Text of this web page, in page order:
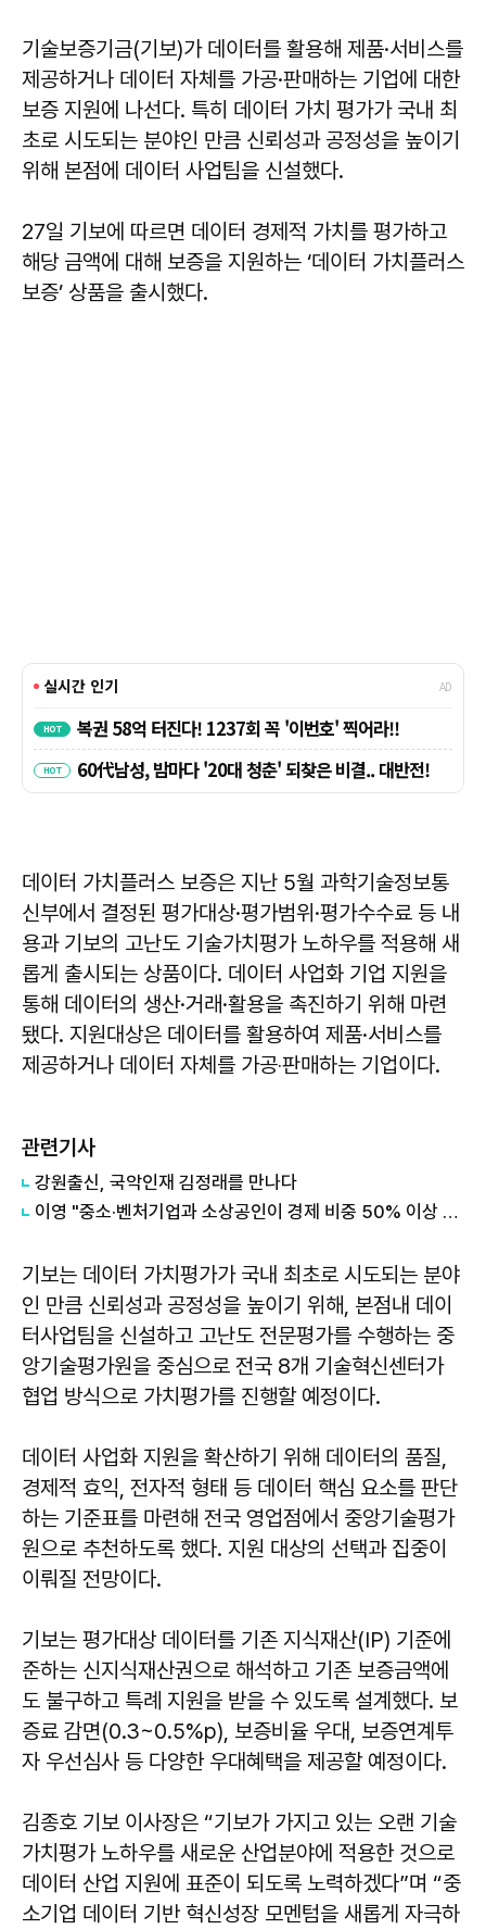
기술보증기금(기보)가 데이터를 활용해 제품·서비스를
제공하거나 데이터 자체를 가공·판매하는 기업에 대한
보증 지원에 나선다. 특히 데이터 가치 평가가 국내 최
초로 시도되는 분야인 만큼 신뢰성과 공정성을 높이기
위해 본점에 데이터 사업팀을 신설했다.
27일 기보에 따르면 데이터 경제적 가치를 평가하고
해당 금액에 대해 보증을 지원하는 ‘데이터 가치플러스
보증’ 상품을 출시했다.
데이터 가치플러스 보증은 지난 5월 과학기술정보통
신부에서 결정된 평가대상·평가범위·평가수수료 등 내
용과 기보의 고난도 기술가치평가 노하우를 적용해 새
롭게 출시되는 상품이다. 데이터 사업화 기업 지원을
통해 데이터의 생산·거래·활용을 촉진하기 위해 마련
됐다. 지원대상은 데이터를 활용하여 제품·서비스를
제공하거나 데이터 자체를 가공‧판매하는 기업이다.
관련기사
강원출신, 국악인재 김정래를 만나다
이영 "중소·벤처기업과 소상공인이 경제 비중 50% 이상 될 때까지 앞장"
기보는 데이터 가치평가가 국내 최초로 시도되는 분야
인 만큼 신뢰성과 공정성을 높이기 위해, 본점내 데이
터사업팀을 신설하고 고난도 전문평가를 수행하는 중
앙기술평가원을 중심으로 전국 8개 기술혁신센터가
협업 방식으로 가치평가를 진행할 예정이다.
데이터 사업화 지원을 확산하기 위해 데이터의 품질,
경제적 효익, 전자적 형태 등 데이터 핵심 요소를 판단
하는 기준표를 마련해 전국 영업점에서 중앙기술평가
원으로 추천하도록 했다. 지원 대상의 선택과 집중이
이뤄질 전망이다.
기보는 평가대상 데이터를 기존 지식재산(IP) 기준에
준하는 신지식재산권으로 해석하고 기존 보증금액에
도 불구하고 특례 지원을 받을 수 있도록 설계했다. 보
증료 감면(0.3~0.5%p), 보증비율 우대, 보증연계투
자 우선심사 등 다양한 우대혜택을 제공할 예정이다.
김종호 기보 이사장은 “기보가 가지고 있는 오랜 기술
가치평가 노하우를 새로운 산업분야에 적용한 것으로
데이터 산업 지원에 표준이 되도록 노력하겠다”며 “중
소기업 데이터 기반 혁신성장 모멘텀을 새롭게 자극하